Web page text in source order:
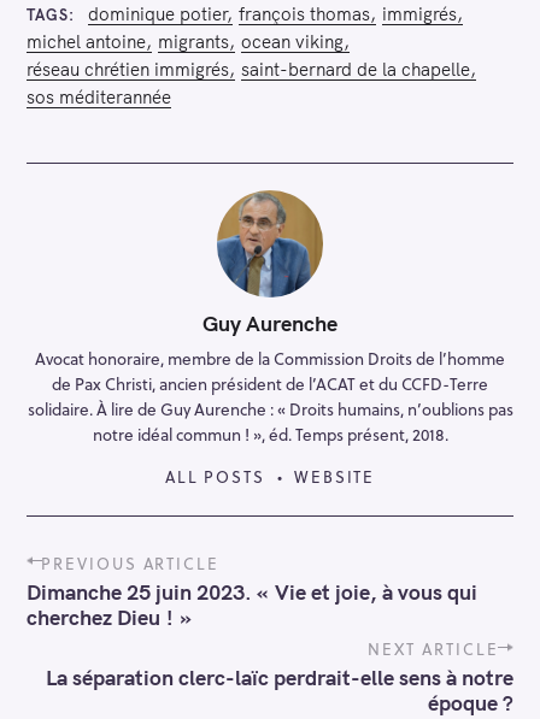
TAGS dominique potier françois thomas
immigrés
michel antoine migrants ocean viking
réseau chrétien immigrés saint-bernard de la chapelle
sos méditerannée
Guy Aurenche
Avocat honoraire, membre de la Commission Droits de l’homme
de Pax Christi, ancien président de l’ACAT et du CCFD-Terre
solidaire. À lire de Guy Aurenche : « Droits humains, n’oublions pas
notre idéal commun ! », éd. Temps présent, 2018.
ALL POSTS
WEBSITE
P
o
s
t
PREVIOUS ARTICLE
Dimanche 25 juin 2023. « Vie et joie, à vous qui
cherchez Dieu ! »
NEXT ARTICLE
La séparation clerc-laïc perdrait-elle sens à notre
époque ?